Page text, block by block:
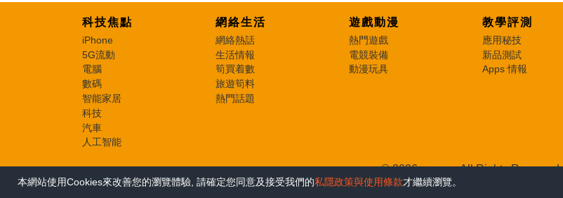
本網站使用Cookies來改善您的瀏覽體驗, 請確定您同意及接受我們的私隱政策與使用條款才繼續瀏覽。
科技焦點
iPhone
5G流動
電腦
數碼
智能家居
科技
汽車
人工智能
網絡生活
網絡熱話
生活情報
筍買着數
旅遊筍料
熱門話題
遊戲動漫
熱門遊戲
電競裝備
動漫玩具
教學評測
應用秘技
新品測試
Apps 情報
© 2026 e-zone. All Rights Reserved.